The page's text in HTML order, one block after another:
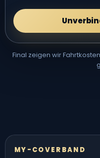
Final zeigen wir
MY-COVERBAND